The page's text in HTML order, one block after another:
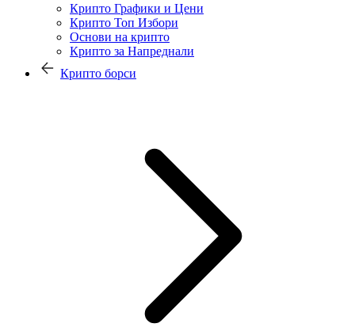
Крипто Графики и Цени
Крипто Топ Избори
Основи на крипто
Крипто за Напреднали
Крипто борси